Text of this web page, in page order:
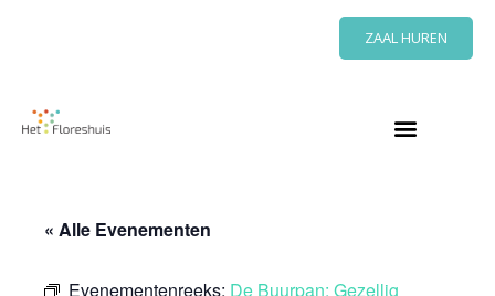
ZAAL HUREN
« Alle Evenementen
Evenementenreeks: De Buurpan: Gezellig